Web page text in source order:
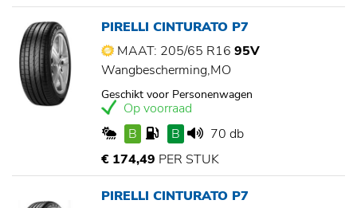
PIRELLI CINTURATO P7
MAAT: 205/65 R16 95V
Wangbescherming,MO
Geschikt voor Personenwagen
Op voorraad
B
B
70 db
€ 174,49 PER STUK
PIRELLI CINTURATO P7